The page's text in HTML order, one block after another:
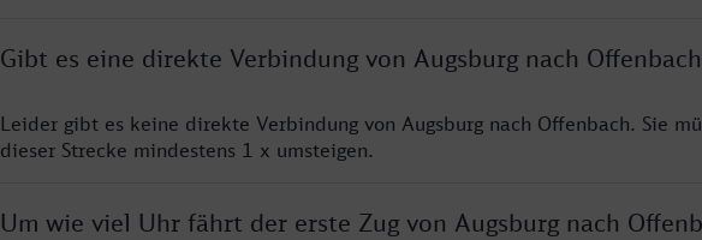
Gibt es eine direkte Verbindung von Augsburg nach
Leider gibt es keine direkte Verbindung von Augsburg nach Offenbach. Sie
dieser Strecke mindestens 1 x umsteigen.
Um wie viel Uhr fährt der erste Zug von Augsburg nach